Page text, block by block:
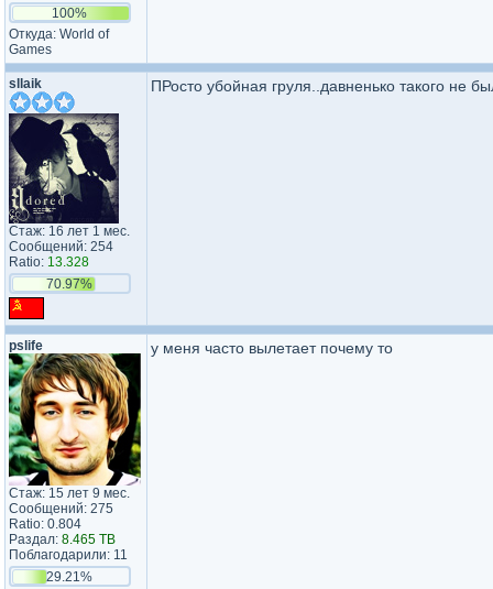
100%
Откуда: World of
Games
sllaik
Стаж: 16 лет 1 мес.
Сообщений: 254
Ratio: 13.328
70.97%
ПРосто убойная груля..давненько такого не
pslife
Стаж: 15 лет 9 мес.
Сообщений: 275
Ratio: 0.804
Раздал: 8.465 TB
Поблагодарили: 11
29.21%
у меня часто вылетает почему то